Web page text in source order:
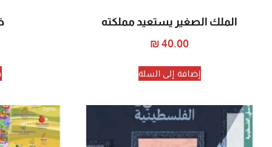
الملك الصغير يستعيد مملكته
₪ 40.00
إضافة إلى السلة